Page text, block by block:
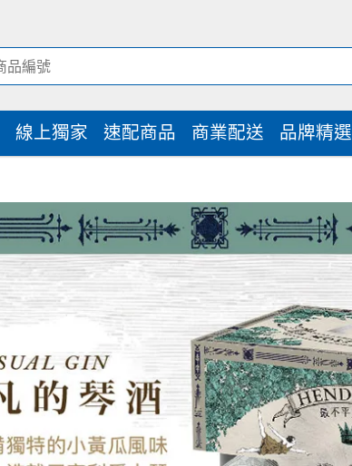
線上獨家 速配商品 商業配送 品牌精選